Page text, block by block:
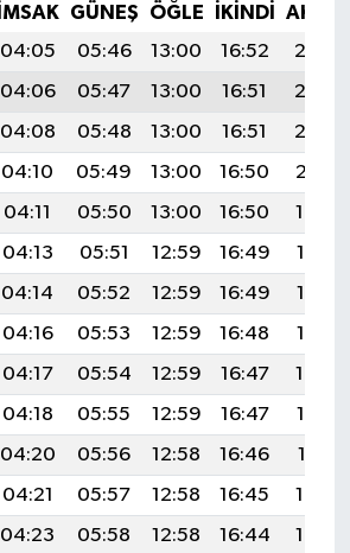
İMSAK GÜNEŞ ÖĞLE İKINDI
04:05 05:46 13:00 16:52
20:05
04:06 05:47 13:00 16:51
20:03
04:08 05:48 13:00 16:51
20:02
04:10 05:49 13:00 16:50
20:01
04:11 05:50 13:00 16:50
19:59
04:13 05:51 12:59 16:49
19:58
04:14 05:52 12:59 16:49
19:57
04:16 05:53 12:59 16:48
19:55
04:17 05:54 12:59 16:47
19:54
04:18 05:55 12:59 16:47
19:52
04:20 05:56 12:58 16:46
19:51
04:21 05:57 12:58 16:45
19:50
04:23 05:58 12:58 16:44
19:48